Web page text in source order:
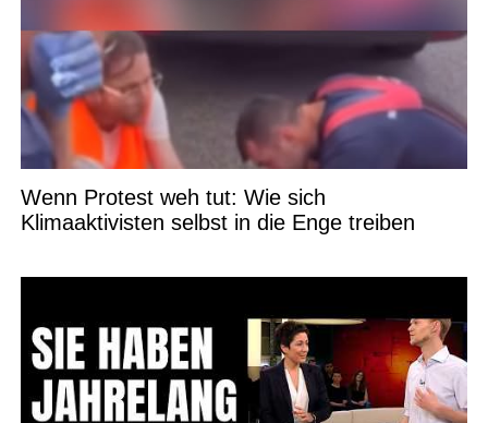
Wenn Protest weh tut: Wie sich
Klimaaktivisten selbst in die Enge treiben